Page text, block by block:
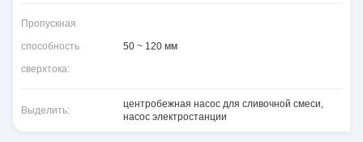
Пропускная
способность
сверхтока:
50 ~ 120 мм
Выделить:
центробежная насос для сливочной смеси,
насос электростанции